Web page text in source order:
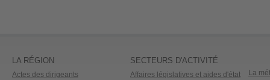
LA RÉGION
Actes des dirigeants
SECTEURS D'ACTIVITÉ
Affaires législatives et aides d'état
La